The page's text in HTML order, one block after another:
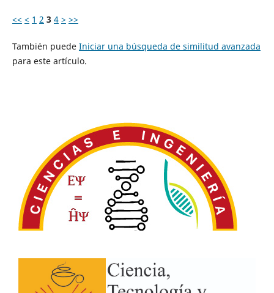
<< < 1 2 3 4 > >>
También puede Iniciar una búsqueda de similitud avanzada
para este artículo.